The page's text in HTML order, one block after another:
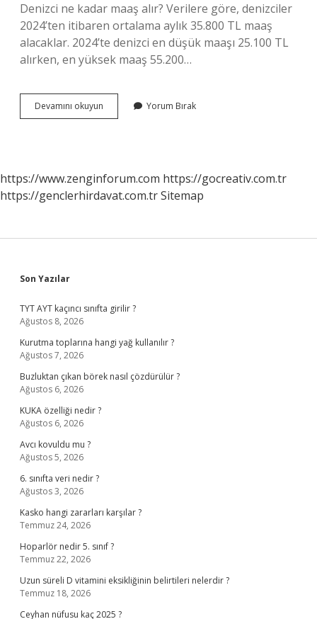
Denizci ne kadar maaş alır? Verilere göre, denizciler
2024’ten itibaren ortalama aylık 35.800 TL maaş
alacaklar. 2024’te denizci en düşük maaşı 25.100 TL
alırken, en yüksek maaş 55.200…
Devamını okuyun
Olmak
Yorum Bırak
https://www.zenginforum.com https://gocreativ.com.tr
https://genclerhirdavat.com.trSitemap
Sidebar
Son Yazılar
TYT AYT kaçıncı sınıfta girilir ?
Ağustos 8, 2026
Kurutma toplarına hangi yağ kullanılır ?
Ağustos 7, 2026
Buzluktan çıkan börek nasıl çözdürülür ?
Ağustos 6, 2026
KUKA özelliği nedir ?
Ağustos 6, 2026
Avcı kovuldu mu ?
Ağustos 5, 2026
6. sınıfta veri nedir ?
Ağustos 3, 2026
Kasko hangi zararları karşılar ?
Temmuz 24, 2026
Hoparlör nedir 5. sınıf ?
Temmuz 22, 2026
Uzun süreli D vitamini eksikliğinin belirtileri nelerdir ?
Temmuz 18, 2026
Ceyhan nüfusu kaç 2025 ?